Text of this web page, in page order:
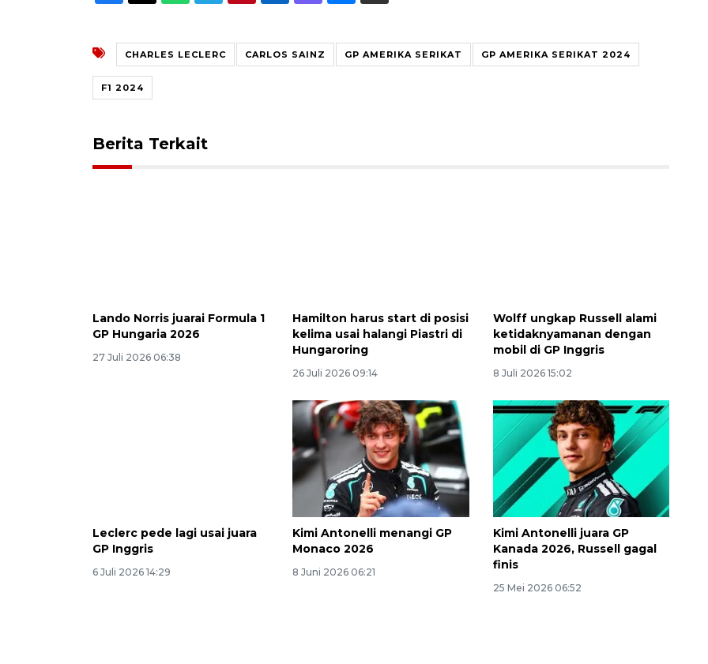
CHARLES LECLERC CARLOS SAINZ GP AMERIKA SERIKAT GP AMERIKA SERIKAT 2024
F1 2024
Berita Terkait
Lando Norris juarai Formula 1
GP Hungaria 2026
27 Juli 2026 06:38
Hamilton harus start di posisi
kelima usai halangi Piastri di
Hungaroring
26 Juli 2026 09:14
Wolff ungkap Russell alami
ketidaknyamanan dengan
mobil di GP Inggris
8 Juli 2026 15:02
Leclerc pede lagi usai juara
GP Inggris
6 Juli 2026 14:29
Kimi Antonelli menangi GP
Monaco 2026
8 Juni 2026 06:21
Kimi Antonelli juara GP
Kanada 2026, Russell gagal
finis
25 Mei 2026 06:52